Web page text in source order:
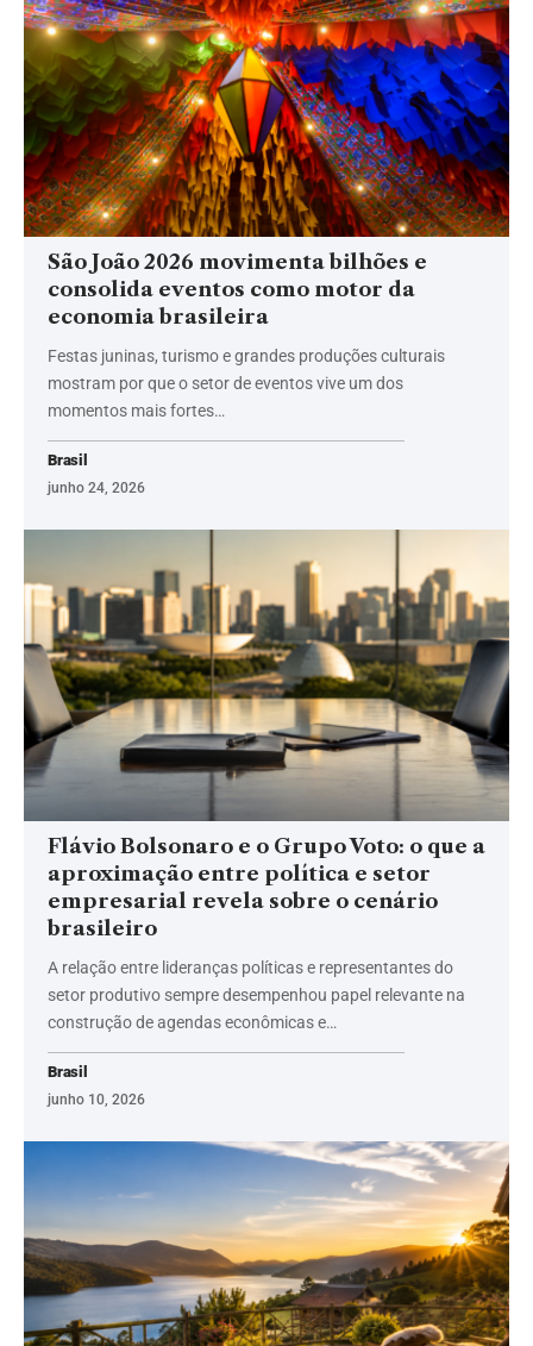
São João 2026 movimenta bilhões e
consolida eventos como motor da
economia brasileira
Festas juninas, turismo e grandes produções culturais
mostram por que o setor de eventos vive um dos
momentos mais fortes…
Brasil
junho 24, 2026
Flávio Bolsonaro e o Grupo Voto: o que a
aproximação entre política e setor
empresarial revela sobre o cenário
brasileiro
A relação entre lideranças políticas e representantes do
setor produtivo sempre desempenhou papel relevante na
construção de agendas econômicas e…
Brasil
junho 10, 2026